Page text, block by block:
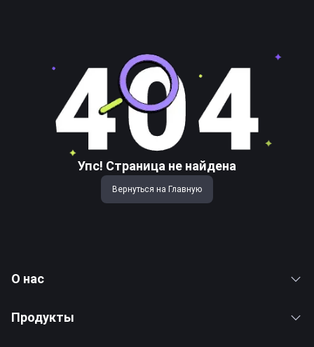
Упс! Страница не найдена
Вернуться на Главную
О нас
Продукты